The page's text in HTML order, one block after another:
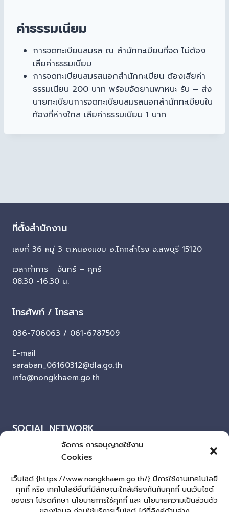
จัดการ การอนุญาตใช้งาน
Cookies
เว็บไซต์ {https://www.nongkhaem.go.th/} มีการใช้งานเทคโนโลยี
คุกกี้ หรือ เทคโนโลยีอื่นที่มีลักษณะใกล้เคียงกันกับคุกกี้ บนเว็บไซต์
ของเรา โปรดศึกษา นโยบายการใช้คุกกี้ และ นโยบายความเป็นส่วนตัว
ค่าธรรมเนียม
การจดทะเบียนสมรส ณ สำนักทะเบียนที่จด ไม่ต้อง
เสียค่าธรรมเนียม
การจดทะเบียนสมรสนอกสำนักทะเบียน ต้องเสียค่า
ธรรมเนียน 200 บาท พร้อมจัดยานพาหนะ รับ – ส่ง
นายทะเบียนการจดทะเบียนสมรสนอกสำนักทะเบียนใน
ท้องที่ห่างใกล เสียค่าธรรมเนียม 1 บาท
ที่ตั้งสำนักงาน
เลขที่ 36 หมู่ 3 ต.หนองแขม อ.โคกสำโรง จ.ลพบุรี 15120
เวลาทำการ จันทร์ – ศุกร์
08:30 -16:30 น.
โทรศัพท์ / โทรสาร
036-706063 / 061-6787509
E-mail
saraban_06160312@dla.go.th
info@nongkhaem.go.th
SOCIAL NETWORK
Facebook
ผู้เยี่ยมชมเว็บไซต์
ผู้เยี่ยมชม : 443